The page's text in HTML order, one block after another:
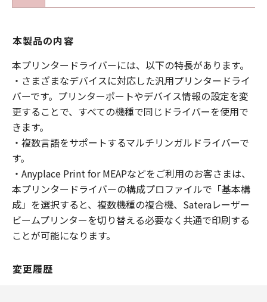
本製品の内容
本プリンタードライバーには、以下の特長があります。
・さまざまなデバイスに対応した汎用プリンタードライ
バーです。プリンターポートやデバイス情報の設定を変
更することで、すべての機種で同じドライバーを使用で
きます。
・複数言語をサポートするマルチリンガルドライバーで
す。
・Anyplace Print for MEAPなどをご利用のお客さまは、
本プリンタードライバーの構成プロファイルで「基本構
成」を選択すると、複数機種の複合機、Sateraレーザー
ビームプリンターを切り替える必要なく共通で印刷する
ことが可能になります。
変更履歴